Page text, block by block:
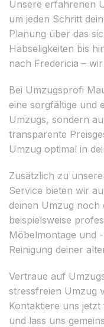
Unsere erfahrenen
um jeden Schritt
Planung über das
Habseligkeiten bis
nach Fredericia –
Bei Umzugsprofi
eine sorgfältige und
Umzugs, sondern
transparente
Umzug optimal in
Zusätzlich zu
Service bieten wir
deinen Umzug noch
beispielsweise
Möbelmontage und
Reinigung deiner
Vertraue auf
stressfreien Umzug
Kontaktiere uns
und lass uns